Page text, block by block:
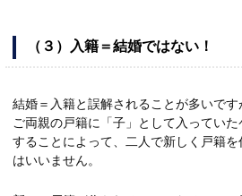
（３）入籍＝結婚ではない！
結婚＝入籍と誤解されることが多いで
ご両親の戸籍に「子」として入ってい
することによって、二人で新しく戸籍
はいいません。